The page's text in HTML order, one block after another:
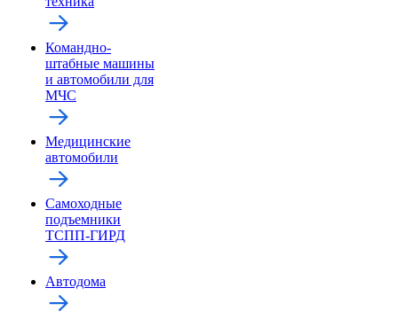
Командно-
штабные машины
и автомобили для
МЧС
Медицинские
автомобили
Самоходные
подъемники
ТСПП-ГИРД
Автодома